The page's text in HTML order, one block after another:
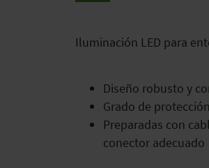
Iluminación LED para
Diseño robusto y
Grado de
Preparadas con
conector adecuado